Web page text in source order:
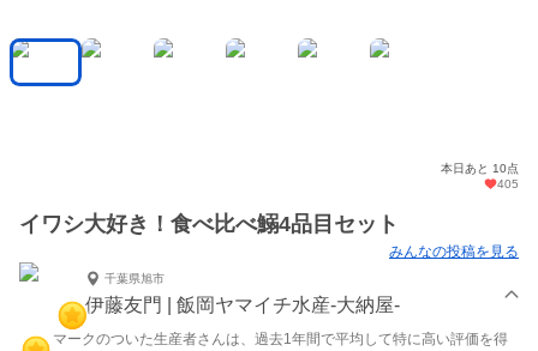
本日あと 10点
405
イワシ大好き！食べ比べ鰯4品目セット
みんなの投稿を見る
千葉県旭市
伊藤友門 | 飯岡ヤマイチ水産-大納屋-
マークのついた生産者さんは、過去1年間で平均して特に高い評価を得